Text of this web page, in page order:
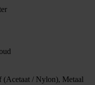
(Acetaat / Nylon), Metaal